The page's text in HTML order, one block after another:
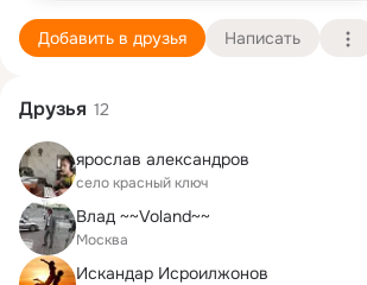
Добавить в друзья Написать
Друзья 12
ярослав александров
село красный ключ
Влад ~~Voland~~
Москва
Искандар Исроилжонов